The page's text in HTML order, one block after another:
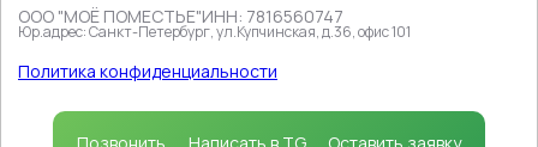
ООО "МОЁ ПОМЕСТЬЕ"ИНН: 7816560747
Юр.адрес: Санкт-Петербург, ул.Купчинская, д.36, офис 101
Политика конфиденциальности
Продолжая пользоваться сайтом, вы соглашаетесь на
политикой, которая определяет порядок их
Принимаю